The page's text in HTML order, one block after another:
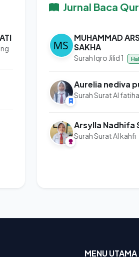
Jurnal Baca
MUHAMMAD
SAKHA
Surah Iqro Jilid 1
Aurelia nediva
Surah Surat Al fatiha
Arsylla Nadhifa
Surah Surat Al kahfi
MENU UTAMA